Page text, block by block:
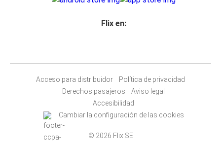
Flix en:
Acceso para distribuidor
Política de privacidad
Derechos pasajeros
Aviso legal
Accesibilidad
Cambiar la configuración de las cookies
© 2026 Flix SE